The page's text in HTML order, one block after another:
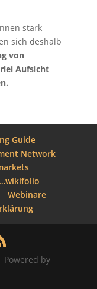
stark
sich deshalb
von
Aufsicht
Guide
Network
Webinare
by